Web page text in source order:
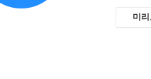
미리